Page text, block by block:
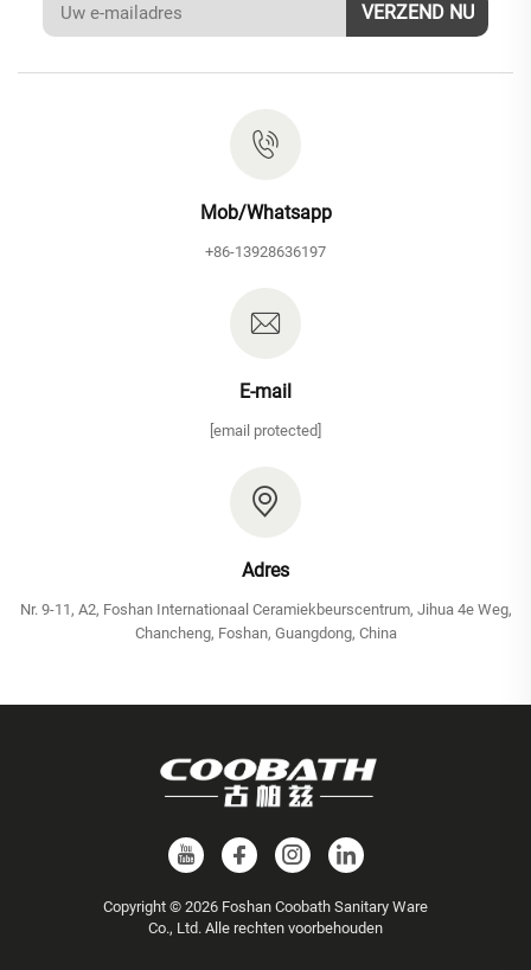
VERZEND NU
Mob/Whatsapp
+86-13928636197
E-mail
[email protected]
Adres
Nr. 9-11, A2, Foshan Internationaal Ceramiekbeurscentrum, Jihua 4e Weg,
Chancheng, Foshan, Guangdong, China
Copyright © 2026 Foshan Coobath Sanitary Ware
Co., Ltd. Alle rechten voorbehouden